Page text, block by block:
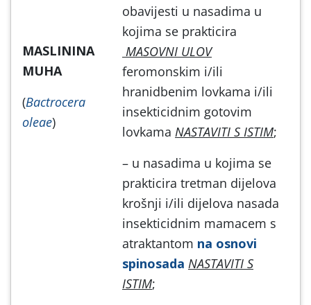
MASLININA
MUHA
(Bactrocera
oleae)
obavijesti u nasadima u
kojima se prakticira
MASOVNI ULOV
feromonskim i/ili
hranidbenim lovkama i/ili
insekticidnim gotovim
lovkama NASTAVITI S ISTIM;
– u nasadima u kojima se
prakticira tretman dijelova
krošnji i/ili dijelova nasada
insekticidnim mamacem s
atraktantom na osnovi
spinosada NASTAVITI S
ISTIM;